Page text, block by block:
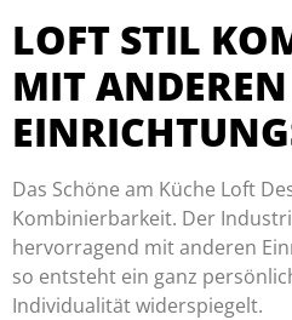
LOFT STIL
MIT ANDEREN
Das Schöne am Küche Loft
Kombinierbarkeit. Der
hervorragend mit anderen
so entsteht ein ganz
Individualität widerspiegelt.